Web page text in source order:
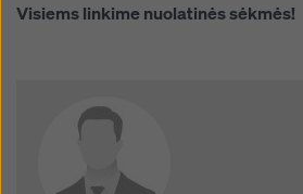
Visiems linkime nuolatinės sėkmės!